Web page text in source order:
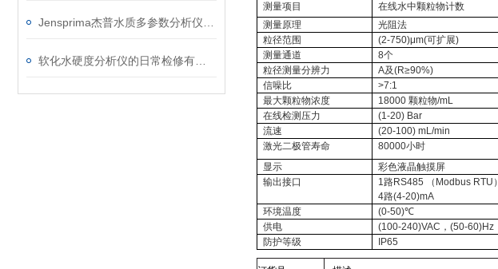
测量项目
在线水中颗粒物计数
测量原理
光阻法
粒径范围
(2-750)μm(可扩展)
测量通道
8个
粒径测量分辨力
A及(R≥90%)
信噪比
>7:1
最大颗粒物浓度
18000 颗粒物/mL
在线检测压力
(1-20) Bar
流速
(20-100) mL/min
激光二极管寿命
80000小时
显示
彩色液晶触摸屏
输出接口
1路RS485 （ Modbus RTU ）
4路(4-20)mA
环境温度
(0-50)℃
供电
(100-240)VAC，(50-60)Hz
防护等级
IP65